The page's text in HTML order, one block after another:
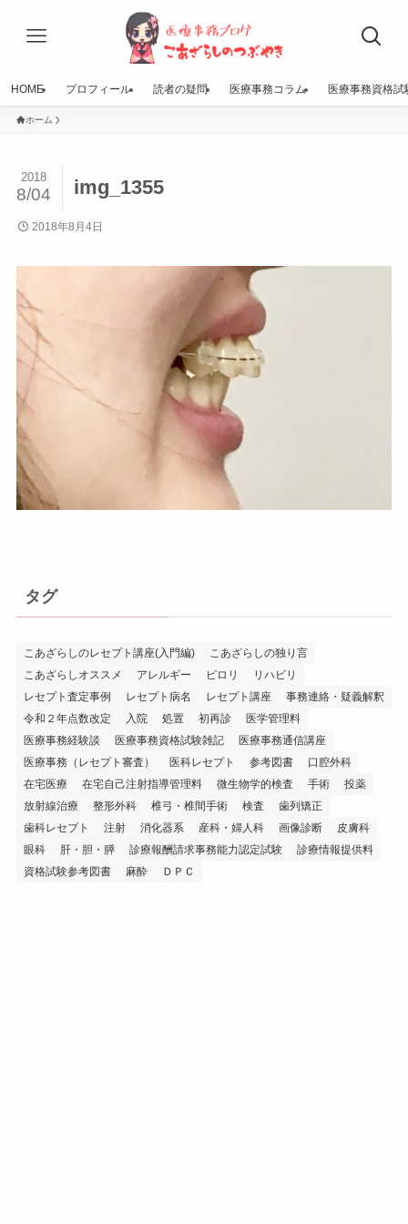
HOME プロフィール 読者の疑問 医療事務コラム 医療事務資格試
ホーム
img_1355
2018
8/04
2018年8月4日
タグ
こあざらしのレセプト講座(入門編)
こあざらしの独り言
こあざらしオススメ
アレルギー ピロリ
リハビリ
レセプト査定事例
レセプト病名 レセプト講座
事務連絡・疑義解釈
令和２年点数改定
入院 処置 初再診
医学管理料
医療事務経験談
医療事務資格試験雑記
医療事務通信講座
医療事務（レセプト審査）
医科レセプト 参考図書
口腔外科
在宅医療
在宅自己注射指導管理料 微生物学的検査 手術
投薬
放射線治療
整形外科 椎弓・椎間手術 検査
歯列矯正
歯科レセプト
注射 消化器系 産科・婦人科 画像診断
皮膚科
眼科
肝・胆・膵 診療報酬請求事務能力認定試験
診療情報提供料
資格試験参考図書
麻酔 ＤＰＣ